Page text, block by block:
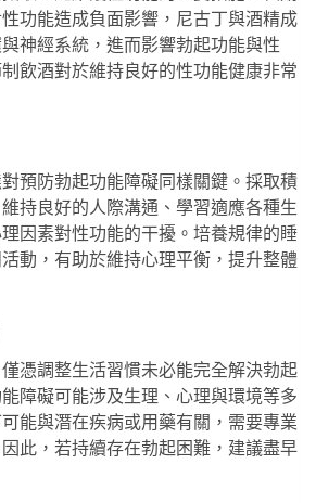
功能造成負面影響，尼古丁與酒精成
神經系統，進而影響勃起功能與性
飲酒對於維持良好的性功能健康非常
預防勃起功能障礙同樣關鍵。採取積
持良好的人際溝通、學習適應各種生
因素對性功能的干擾。培養規律的睡
動，有助於維持心理平衡，提升整體
憑調整生活習慣未必能完全解決勃起
障礙可能涉及生理、心理與環境等多
能與潛在疾病或用藥有關，需要專業
此，若持續存在勃起困難，建議盡早